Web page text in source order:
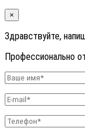
×
Здравствуйте,
Профессионально